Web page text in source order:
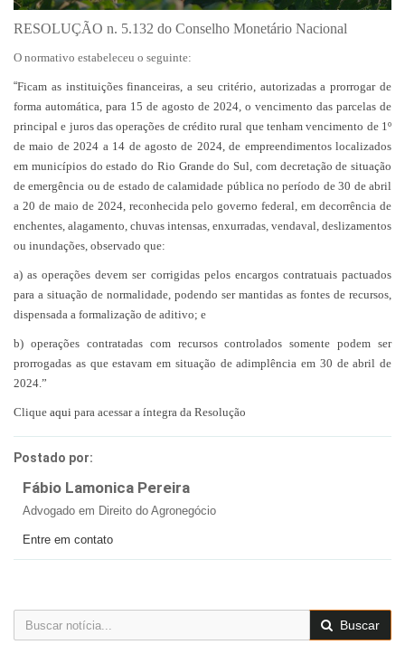
RESOLUÇÃO n. 5.132 do Conselho Monetário Nacional
O normativo estabeleceu o seguinte:
“Ficam as instituições financeiras, a seu critério, autorizadas a prorrogar de
forma automática, para 15 de agosto de 2024, o vencimento das parcelas de
principal e juros das operações de crédito rural que tenham vencimento de 1º
de maio de 2024 a 14 de agosto de 2024, de empreendimentos localizados
em municípios do estado do Rio Grande do Sul, com decretação de situação
de emergência ou de estado de calamidade pública no período de 30 de abril
a 20 de maio de 2024, reconhecida pelo governo federal, em decorrência de
enchentes, alagamento, chuvas intensas, enxurradas, vendaval, deslizamentos
ou inundações, observado que:
a) as operações devem ser corrigidas pelos encargos contratuais pactuados
para a situação de normalidade, podendo ser mantidas as fontes de recursos,
dispensada a formalização de aditivo; e
b) operações contratadas com recursos controlados somente podem ser
prorrogadas as que estavam em situação de adimplência em 30 de abril de
2024.”
Clique aqui para acessar a íntegra da Resolução
Postado por:
Fábio Lamonica Pereira
Advogado em Direito do Agronegócio
Entre em contato
Buscar